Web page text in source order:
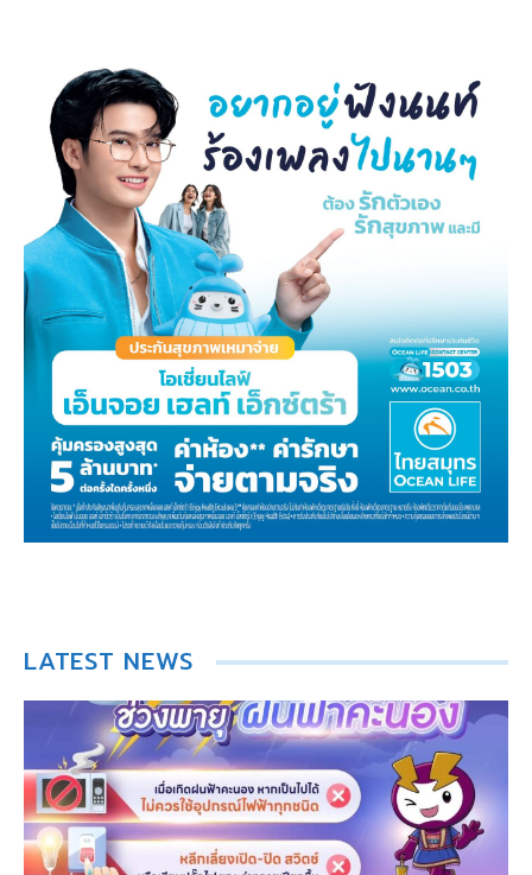
LATEST NEWS